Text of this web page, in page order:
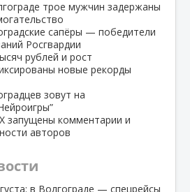
трое мужчин задержаны
сапёры — победители
Росгвардии
рублей и рост
новые рекорды
зовут на
запущены комментарии и
авторов
в Волгограде — спецрейсы